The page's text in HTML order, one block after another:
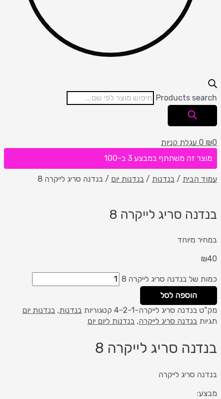
Products search
₪0
0 עגלת קניות
מוצר זה משתתף במבצע 3 ב-100
עמוד הבית / בנדנות / בנדנות יום / בנדנה סריג לייקרה 8
בנדנה סריג לייקרה 8
במחיר מיוחד
₪40
כמות של בנדנה סריג לייקרה 8
הוספה לסל
מק"ט בנדנה סריג לייקרה-4-2-1 קטגוריות בנדנות, בנדנות יום
תגיות בנדנה סריג לייקרה, בנדנות ליום יום
בנדנה סריג לייקרה 8
בנדנה סריג לייקרה
מבצע: